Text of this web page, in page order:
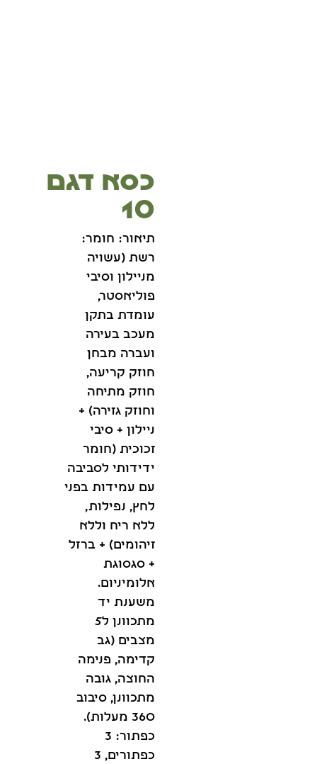
כסא דגם
10
תיאור: חומר:
רשת (עשויה
מניילון וסיבי
פוליאסטר,
עומדת בתקן
מעכב בעירה
ועברה מבחן
חוזק קריעה,
חוזק מתיחה
וחוזק גזירה) +
ניילון + סיבי
זכוכית (חומר
ידידותי לסביבה
עם עמידות בפני
לחץ, נפילות,
ללא ריח וללא
זיהומים) + ברזל
+ סגסוגת
אלומיניום.
משענת יד
מתכוונן ל5
מצבים (גב
קדימה, פנימה
החוצה, גובה
מתכוונן, סיבוב
360 מעלות).
כפתור: 3
כפתורים, 3